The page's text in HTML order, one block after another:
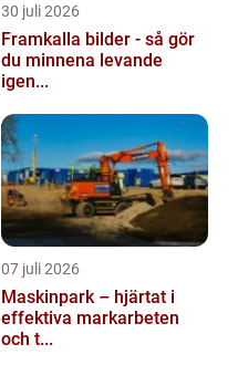
30 juli 2026
Framkalla bilder - så gör
du minnena levande
igen...
07 juli 2026
Maskinpark – hjärtat i
effektiva markarbeten
och t...